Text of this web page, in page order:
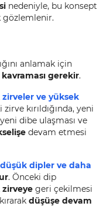
nedeniyle, bu konsept
gözlemlenir.
anlamak için
kavraması gerekir.
ve yüksek
kırıldığında, yeni
dibe ulaşması ve
devam etmesi
dipler ve daha
. Önceki dip
geri çekilmesi
düşüşe devam